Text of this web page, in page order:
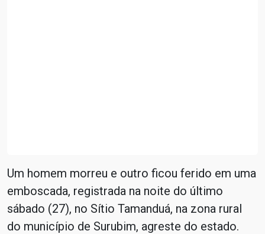
Um homem morreu e outro ficou ferido em uma
emboscada, registrada na noite do último
sábado (27), no Sítio Tamanduá, na zona rural
do município de Surubim, agreste do estado.